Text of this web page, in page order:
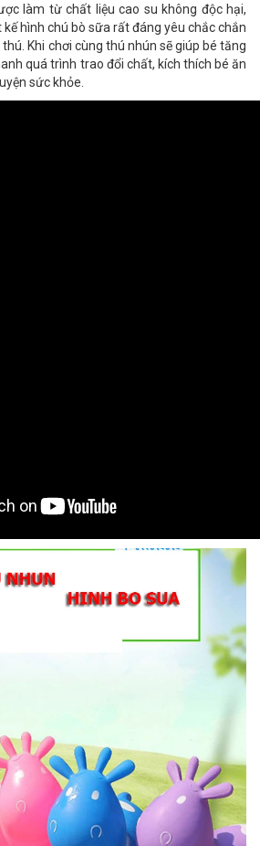
làm từ chất liệu cao su không độc hại,
hình chú bò sữa rất đáng yêu chắc chắn
Khi chơi cùng thú nhún sẽ giúp bé tăng
quá trình trao đổi chất, kích thích bé ăn
sức khỏe.